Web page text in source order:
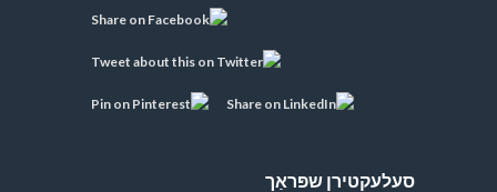
סעלעקטירן שפּראַך